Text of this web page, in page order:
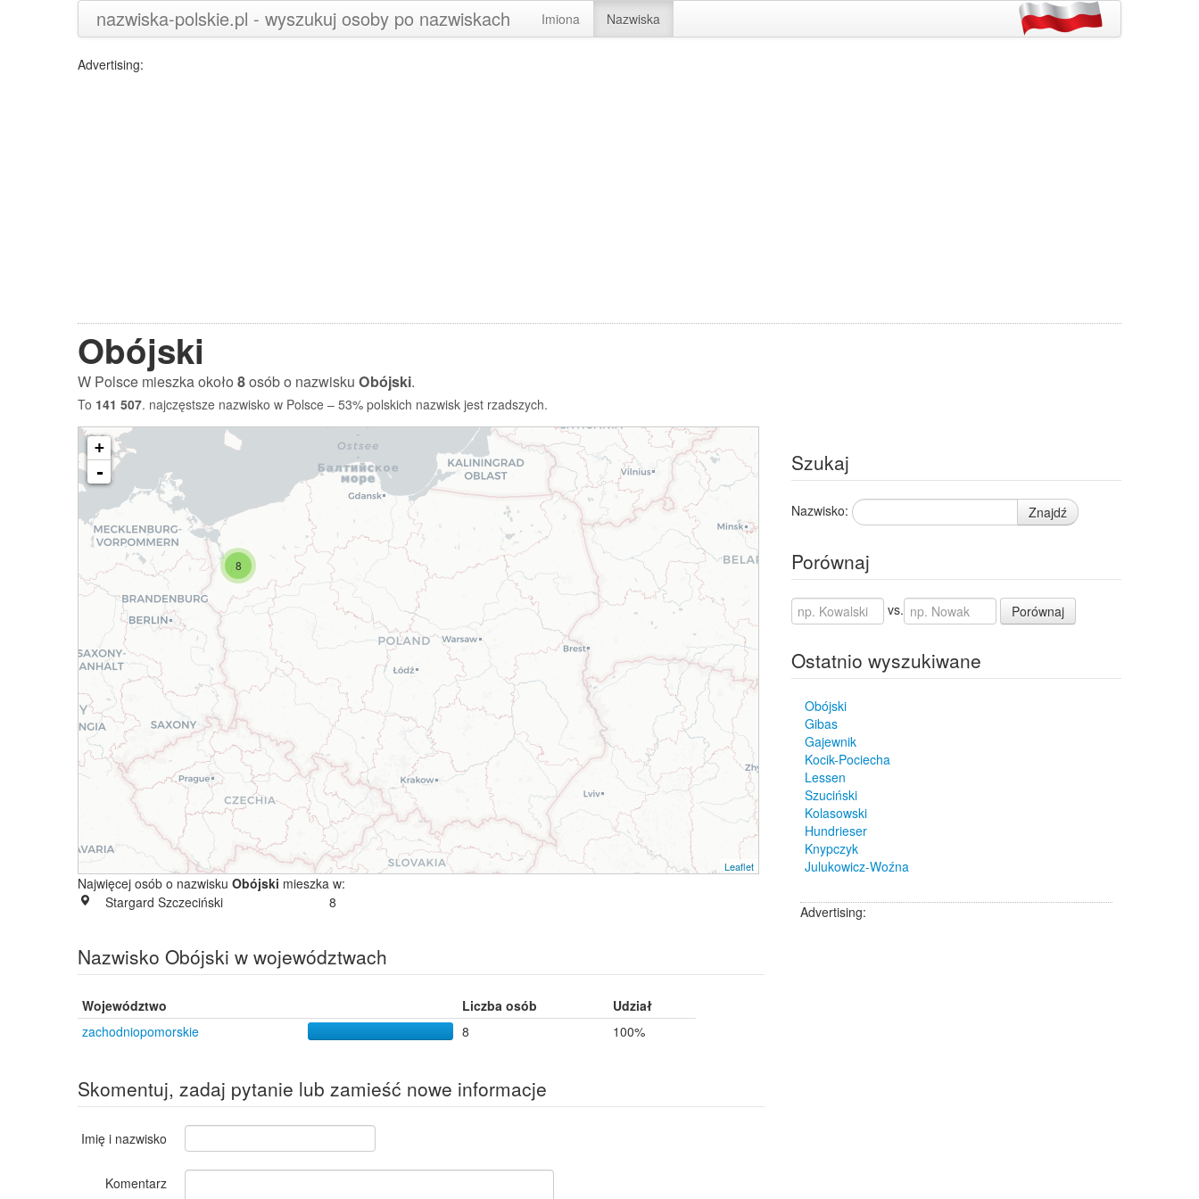
nazwiska-polskie.pl - wyszukuj osoby po nazwiskach Imiona Nazwiska
Advertising:
Obójski
W Polsce mieszka około8osób o nazwisku Obójski.
To 141 507. najczęstsze nazwisko w Polsce – 53% polskich nazwisk jest rzadszych.
8
+
-
Leaflet
Najwięcej osób o nazwisku Obójski mieszka w:
Stargard Szczeciński
8
Nazwisko Obójski w województwach
Województwo Liczba osób
Udział
zachodniopomorskie
8 100%
Skomentuj, zadaj pytanie lub zamieść nowe informacje
Imię i nazwisko
Komentarz
Szukaj
Nazwisko: Znajdź
Porównaj
vs. Porównaj
Ostatnio wyszukiwane
Obójski
Gibas
Gajewnik
Kocik-Pociecha
Lessen
Szuciński
Kolasowski
Hundrieser
Knypczyk
Julukowicz-Woźna
Advertising: